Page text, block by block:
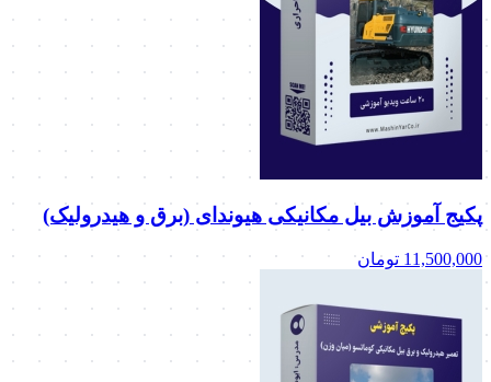
پکیج آموزش بیل مکانیکی هیوندای (برق و هیدرولیک)
11,500,000 تومان